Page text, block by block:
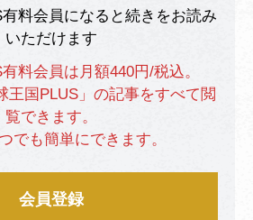
料会員になると続きをお読み
いただけます
料会員は月額440円/税込。
王国PLUS」の記事をすべて閲
覧できます。
でも簡単にできます。
会員登録